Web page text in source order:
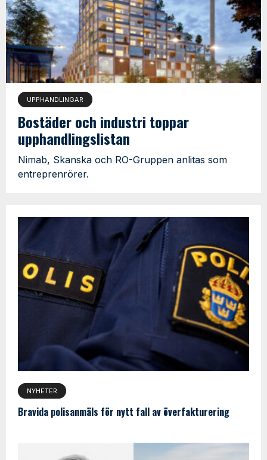
UPPHANDLINGAR
Bostäder och industri toppar
upphandlingslistan
Nimab, Skanska och RO-Gruppen anlitas som
entreprenrörer.
NYHETER
Bravida polisanmäls för nytt fall av överfakturering